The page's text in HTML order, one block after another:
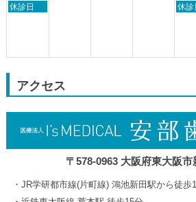
2026
2026
日
30th
休診日
木
3rd
休診
アクセス
〒578-0963 大阪府東大阪市
JR学研都市線(片町線) 鴻池新田駅から徒歩